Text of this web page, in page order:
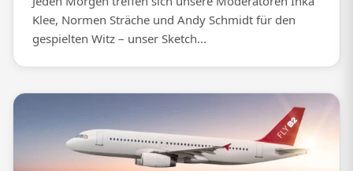
Klee, Normen Sträche und Andy Schmidt für den
gespielten Witz – unser Sketch...